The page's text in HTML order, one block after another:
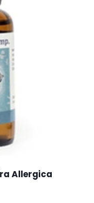
Allergica